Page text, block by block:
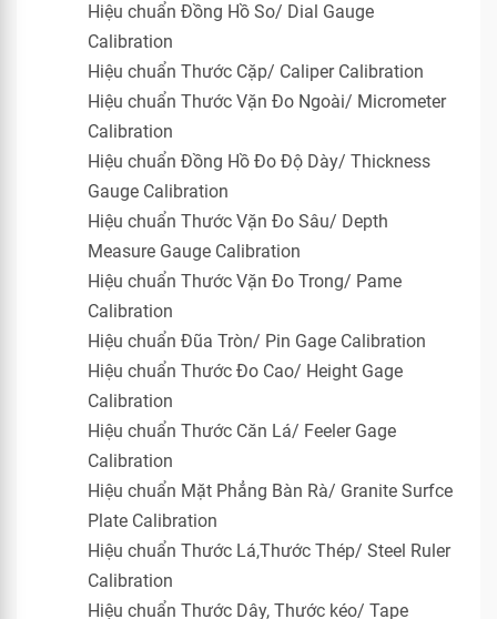
Hiệu chuẩn Đồng Hồ So/ Dial Gauge
Calibration
Hiệu chuẩn Thước Cặp/ Caliper Calibration
Hiệu chuẩn Thước Vặn Đo Ngoài/ Micrometer
Calibration
Hiệu chuẩn Đồng Hồ Đo Độ Dày/ Thickness
Gauge Calibration
Hiệu chuẩn Thước Vặn Đo Sâu/ Depth
Measure Gauge Calibration
Hiệu chuẩn Thước Vặn Đo Trong/ Pame
Calibration
Hiệu chuẩn Đũa Tròn/ Pin Gage Calibration
Hiệu chuẩn Thước Đo Cao/ Height Gage
Calibration
Hiệu chuẩn Thước Căn Lá/ Feeler Gage
Calibration
Hiệu chuẩn Mặt Phẳng Bàn Rà/ Granite Surfce
Plate Calibration
Hiệu chuẩn Thước Lá,Thước Thép/ Steel Ruler
Calibration
Hiệu chuẩn Thước Dây, Thước kéo/ Tape